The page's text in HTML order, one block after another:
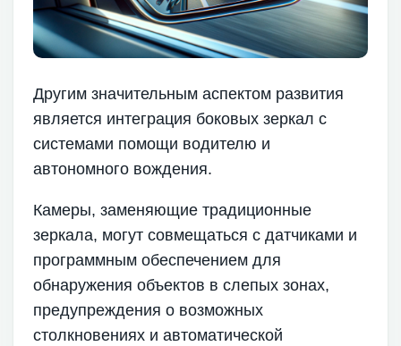
Другим значительным аспектом развития
является интеграция боковых зеркал с
системами помощи водителю и
автономного вождения.
Камеры, заменяющие традиционные
зеркала, могут совмещаться с датчиками и
программным обеспечением для
обнаружения объектов в слепых зонах,
предупреждения о возможных
столкновениях и автоматической